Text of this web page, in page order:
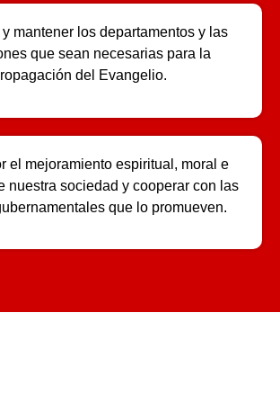
mantener los departamentos y las
que sean necesarias para la
del Evangelio.
el mejoramiento espiritual, moral e
nuestra sociedad y cooperar con las
que lo promueven.